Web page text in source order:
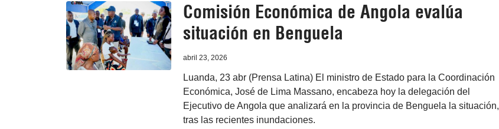
Comisión Económica de Angola evalúa
situación en Benguela
abril 23, 2026
Luanda, 23 abr (Prensa Latina) El ministro de Estado para la Coordinación
Económica, José de Lima Massano, encabeza hoy la delegación del
Ejecutivo de Angola que analizará en la provincia de Benguela la situación,
tras las recientes inundaciones.